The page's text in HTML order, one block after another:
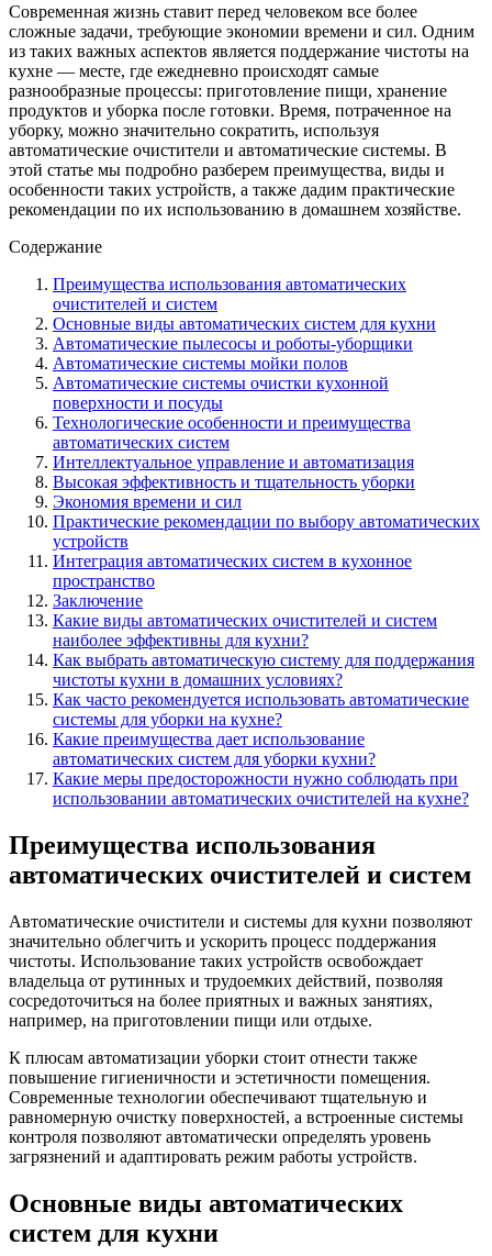
Современная жизнь ставит перед человеком все более
сложные задачи, требующие экономии времени и сил. Одним
из таких важных аспектов является поддержание чистоты на
кухне — месте, где ежедневно происходят самые
разнообразные процессы: приготовление пищи, хранение
продуктов и уборка после готовки. Время, потраченное на
уборку, можно значительно сократить, используя
автоматические очистители и автоматические системы. В
этой статье мы подробно разберем преимущества, виды и
особенности таких устройств, а также дадим практические
рекомендации по их использованию в домашнем хозяйстве.
Содержание
Преимущества использования автоматических
очистителей и систем
Основные виды автоматических систем для кухни
Автоматические пылесосы и роботы-уборщики
Автоматические системы мойки полов
Автоматические системы очистки кухонной
поверхности и посуды
Технологические особенности и преимущества
автоматических систем
Интеллектуальное управление и автоматизация
Высокая эффективность и тщательность уборки
Экономия времени и сил
Практические рекомендации по выбору автоматических
устройств
Интеграция автоматических систем в кухонное
пространство
Заключение
Какие виды автоматических очистителей и систем
наиболее эффективны для кухни?
Как выбрать автоматическую систему для поддержания
чистоты кухни в домашних условиях?
Как часто рекомендуется использовать автоматические
системы для уборки на кухне?
Какие преимущества дает использование
автоматических систем для уборки кухни?
Какие меры предосторожности нужно соблюдать при
использовании автоматических очистителей на кухне?
Преимущества использования
автоматических очистителей и систем
Автоматические очистители и системы для кухни позволяют
значительно облегчить и ускорить процесс поддержания
чистоты. Использование таких устройств освобождает
владельца от рутинных и трудоемких действий, позволяя
сосредоточиться на более приятных и важных занятиях,
например, на приготовлении пищи или отдыхе.
К плюсам автоматизации уборки стоит отнести также
повышение гигиеничности и эстетичности помещения.
Современные технологии обеспечивают тщательную и
равномерную очистку поверхностей, а встроенные системы
контроля позволяют автоматически определять уровень
загрязнений и адаптировать режим работы устройств.
Основные виды автоматических
систем для кухни